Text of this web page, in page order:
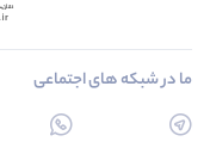
ما در شبکه های اجتماعی